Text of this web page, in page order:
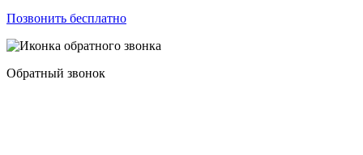
Позвонить бесплатно
Обратный звонок